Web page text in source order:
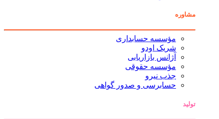
مشاوره
مؤسسه حسابداری
شریک اودو
آژانس بازاریابی
مؤسسه حقوقی
جذب نیرو
حسابرسی و صدور گواهی
تولید